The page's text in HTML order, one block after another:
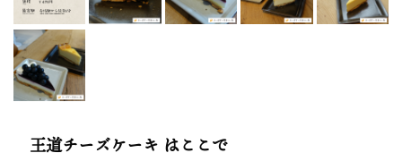
王道チーズケーキ はここで